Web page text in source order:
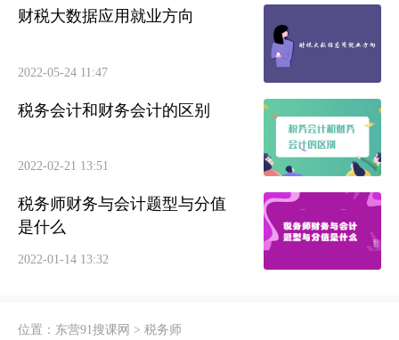
财税大数据应用就业方向
2022-05-24 11:47
税务会计和财务会计的区别
2022-02-21 13:51
税务师财务与会计题型与分值
是什么
2022-01-14 13:32
位置： 东营91搜课网 >税务师